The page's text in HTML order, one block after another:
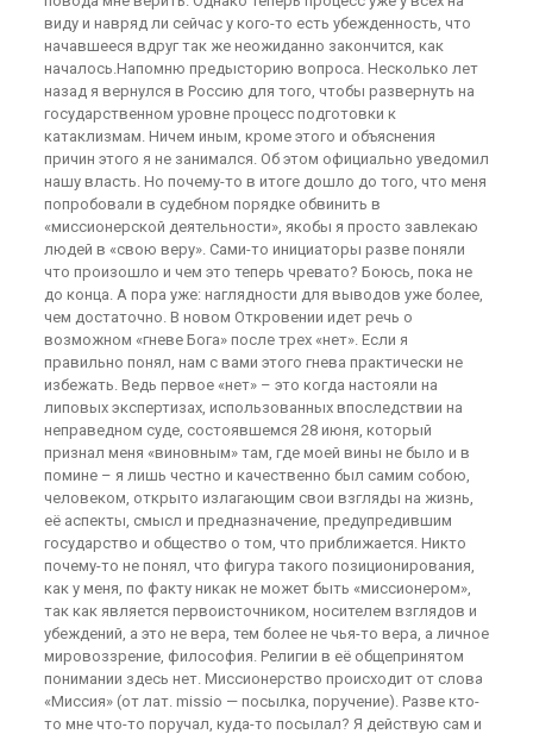
виду и навряд ли сейчас у кого-то есть убежденность, что
начавшееся вдруг так же неожиданно закончится, как
началось.Напомню предысторию вопроса. Несколько лет
назад я вернулся в Россию для того, чтобы развернуть на
государственном уровне процесс подготовки к
катаклизмам. Ничем иным, кроме этого и объяснения
причин этого я не занимался. Об этом официально уведомил
нашу власть. Но почему-то в итоге дошло до того, что меня
попробовали в судебном порядке обвинить в
«миссионерской деятельности», якобы я просто завлекаю
людей в «свою веру». Сами-то инициаторы разве поняли
что произошло и чем это теперь чревато? Боюсь, пока не
до конца. А пора уже: наглядности для выводов уже более,
чем достаточно. В новом Откровении идет речь о
возможном «гневе Бога» после трех «нет». Если я
правильно понял, нам с вами этого гнева практически не
избежать. Ведь первое «нет» – это когда настояли на
липовых экспертизах, использованных впоследствии на
неправедном суде, состоявшемся 28 июня, который
признал меня «виновным» там, где моей вины не было и в
помине – я лишь честно и качественно был самим собою,
человеком, открыто излагающим свои взгляды на жизнь,
её аспекты, смысл и предназначение, предупредившим
государство и общество о том, что приближается. Никто
почему-то не понял, что фигура такого позиционирования,
как у меня, по факту никак не может быть «миссионером»,
так как является первоисточником, носителем взглядов и
убеждений, а это не вера, тем более не чья-то вера, а личное
мировоззрение, философия. Религии в её общепринятом
понимании здесь нет. Миссионерство происходит от слова
«Миссия» (от лат. missio — посылка, поручение). Разве кто-
то мне что-то поручал, куда-то посылал? Я действую сам и